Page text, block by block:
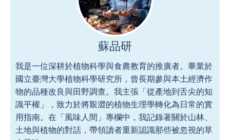
蘇品研
我是一位深耕於植物科學與食農教育的推廣者。畢業於
國立臺灣大學植物科學研究所，曾長期參與本土經濟作
物的品種改良與田野調查。我主張「從產地到舌尖的知
識平權」，致力於將艱澀的植物生理學轉化為日常的實
用指南。在「風味人間」專欄中，我記錄著關於山林、
土地與植物的對話，帶領讀者重新認識那些被忽視的草